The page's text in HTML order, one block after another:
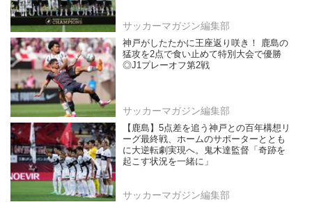
サッカーマガジン編集部
神戸がしたたかに王座返り咲き！ 鹿島の
猛攻を2点で食い止めて特別大会で優勝
◎J1プレーオフ第2戦
サッカーマガジン編集部
【鹿島】5点差を追う神戸との百年構想リ
ーグ最終戦、ホームのサポーターととも
に大逆転劇実現へ。鬼木達監督「奇跡を
起こす状況を一緒に」
サッカーマガジン編集部